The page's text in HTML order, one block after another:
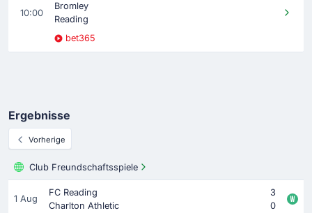
10:00
Bromley
Reading
bet365
Ergebnisse
Vorherige
Club Freundschaftsspiele
1 Aug
FC Reading
3
Charlton Athletic
0